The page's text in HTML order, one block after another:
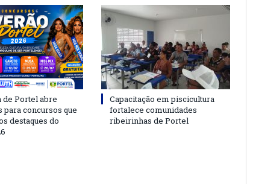
Portel abre
concursos que
destaques do
Capacitação em piscicultura
fortalece comunidades
ribeirinhas de Portel